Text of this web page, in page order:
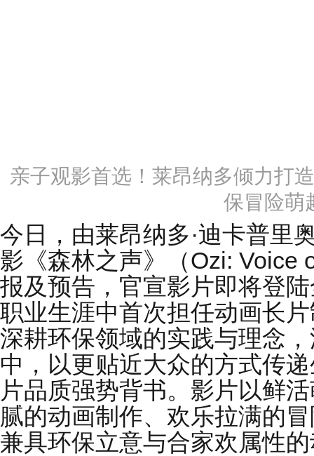
亲子观影首选！莱昂纳多倾力打
保冒险萌
今日，由莱昂纳多·迪卡普里
影《森林之声》（Ozi: Voice
报及预告，官宣影片即将登
职业生涯中首次担任动画长
深耕环保领域的实践与理念
中，以更贴近大众的方式传
片品质强势背书。影片以鲜
腻的动画制作、欢乐拉满的
兼具环保立意与合家欢属性